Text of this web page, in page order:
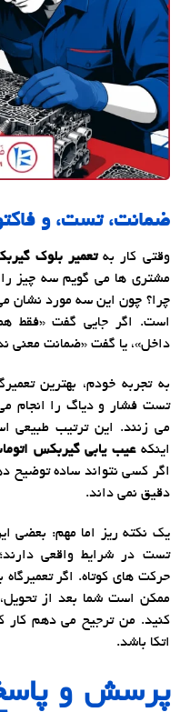
ضمانت، تست، و
وقتی کار بهتعمیر بلوک
مشتری ها می گویم سه چیز
چرا؟ چون این سه مورد نشان
است. اگر جایی گفت «فقط
داخل»، یا گفت «ضمانت معنی
به تجربه خودم، بهترین
تست فشار و دیاگ را انجام
می زنند. این ترتیب
اینکهعیب یابی گیربکس
اگر کسی نتواند ساده
دقیق نمی داند.
یک نکته ریز اما مهم: بعضی
تست در شرایط واقعی
حرکت های کوتاه. اگر تعمیرگاه
ممکن است شما بعد از تحویل،
کنید. من ترجیح می دهم کار
اتکا باشد.
پرسش و پاسخ